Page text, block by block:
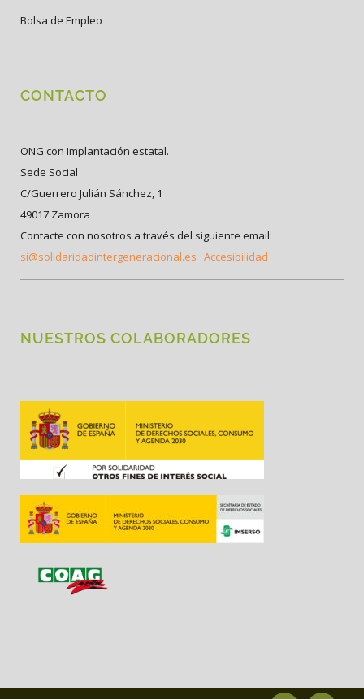
Bolsa de Empleo
CONTACTO
ONG con Implantación estatal.
Sede Social
C/Guerrero Julián Sánchez, 1
49017 Zamora
Contacte con nosotros a través del siguiente email:
si@solidaridadintergeneracional.es Accesibilidad
NUESTROS COLABORADORES